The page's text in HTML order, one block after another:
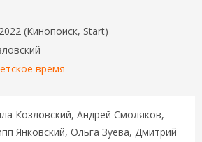
(Кинопоиск, Start)
время
Козловский, Андрей Смоляков,
Янковский, Ольга Зуева, Дмитрий